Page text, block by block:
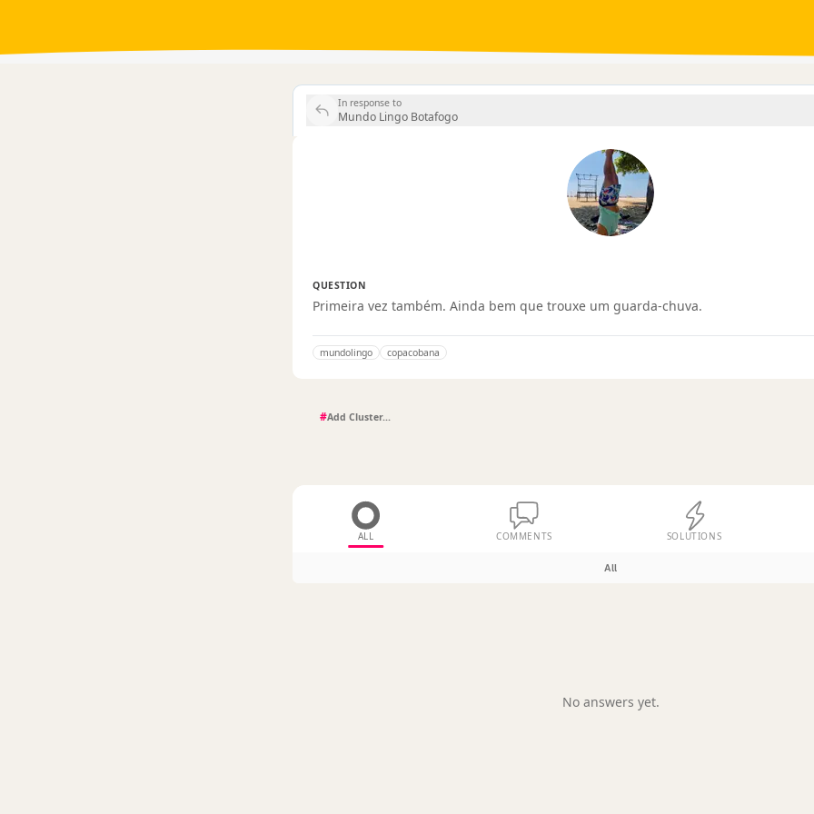
In response to
Mundo Lingo Botafogo
QUESTION
Primeira vez também. Ainda bem que trouxe um guarda-chuva.
mundolingo copacobana
#
ALL COMMENTS SOLUTIONS
All
No answers yet.